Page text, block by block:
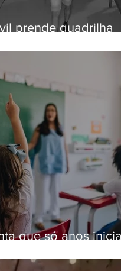
prende quadrilha
de luxo no Rio
que só anos